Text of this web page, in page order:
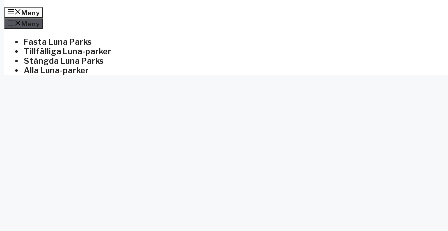
Meny
Meny
Fasta Luna Parks
Tillfälliga Luna-parker
Stängda Luna Parks
Alla Luna-parker